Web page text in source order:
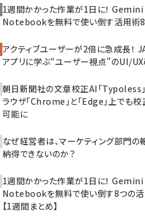
1週間かかった作業が1日に！ Gemini
Notebookを無料で使い倒す活用術
アクティブユーザーが2倍に急成長！
アプリに学ぶ“ユーザー視点”のUI/
朝日新聞社の文章校正AI「Typoless
ラウザ「Chrome」と「Edge」上でも
可能に
なぜ経営者は、マーケティング部門の
納得できないのか？
1週間かかった作業が1日に！ Gemini
Notebookを無料で使い倒す8つの
【1週間まとめ】